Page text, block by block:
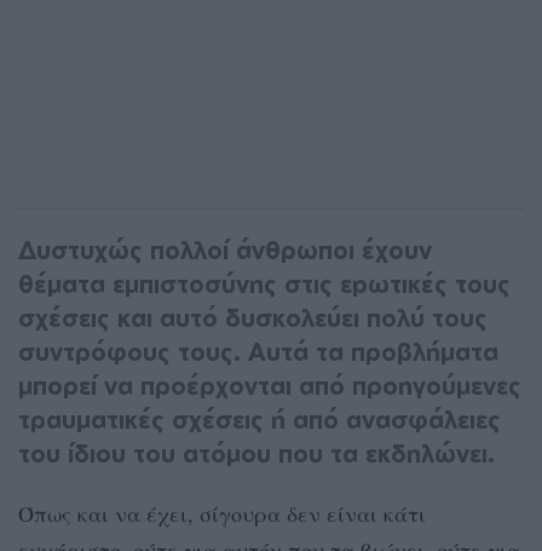
Δυστυχώς πολλοί άνθρωποι έχουν
θέματα εμπιστοσύνης στις εpωτικές τους
σχέσεις και αυτό δυσκολεύει πολύ τους
συντρόφους τους. Αυτά τα προβλήματα
μπορεί να προέρχονται από προηγούμενες
τραυματικές σχέσεις ή από ανασφάλειες
του ίδιου του ατόμου που τα εκδηλώνει.
Όπως και να έχει, σίγουρα δεν είναι κάτι